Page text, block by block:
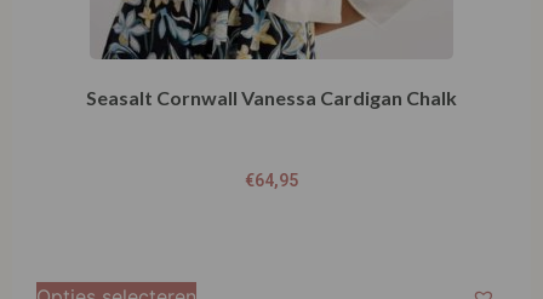
Seasalt Cornwall Vanessa Cardigan Chalk
€64,95